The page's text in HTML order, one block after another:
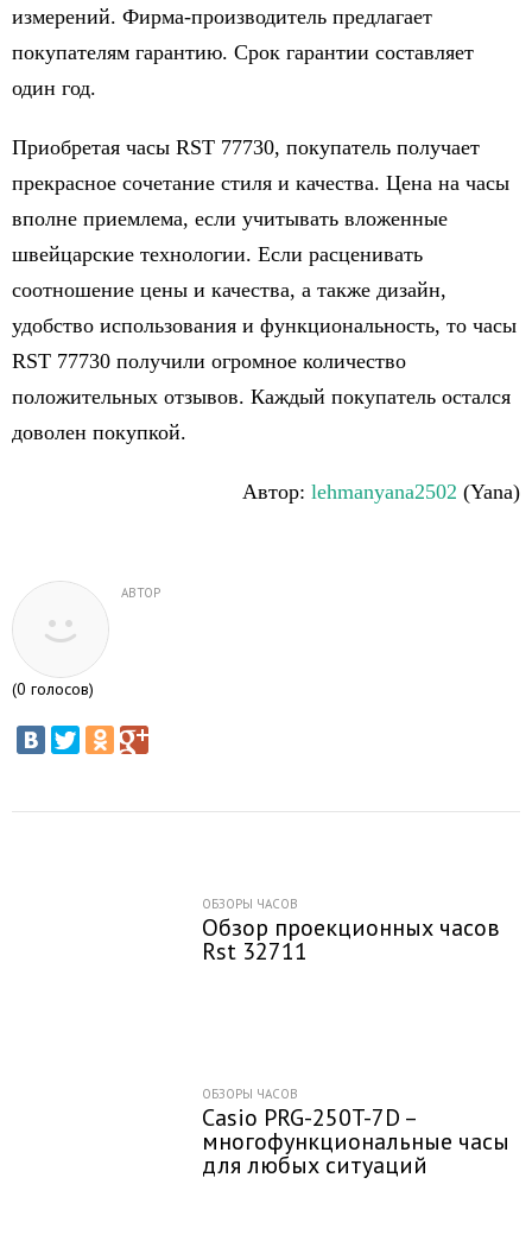
измерений. Фирма-производитель предлагает
покупателям гарантию. Срок гарантии составляет
один год.
Приобретая часы RST 77730, покупатель получает
прекрасное сочетание стиля и качества. Цена на часы
вполне приемлема, если учитывать вложенные
швейцарские технологии. Если расценивать
соотношение цены и качества, а также дизайн,
удобство использования и функциональность, то часы
RST 77730 получили огромное количество
положительных отзывов. Каждый покупатель остался
доволен покупкой.
Автор: lehmanyana2502 (Yana)
АВТОР
(0 голосов)
ОБЗОРЫ ЧАСОВ
Обзор проекционных часов
Rst 32711
ОБЗОРЫ ЧАСОВ
Casio PRG-250T-7D –
многофункциональные часы
для любых ситуаций